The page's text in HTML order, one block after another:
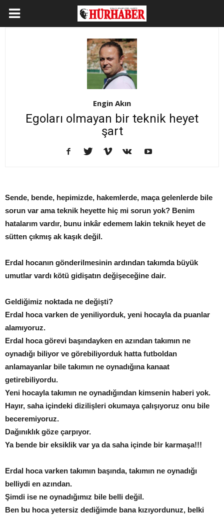
Engin Akın
Egoları olmayan bir teknik heyet
şart
Sende, bende, hepimizde, hakemlerde, maça gelenlerde bile
sorun var ama teknik heyette hiç mi sorun yok? Benim
hatalarım vardır, bunu inkâr edemem lakin teknik heyet de
sütten çıkmış ak kaşık değil.
Erdal hocanın gönderilmesinin ardından takımda büyük
umutlar vardı kötü gidişatın değişeceğine dair.
Geldiğimiz noktada ne değişti?
Erdal hoca varken de yeniliyorduk, yeni hocayla da puanlar
alamıyoruz.
Erdal hoca görevi başındayken en azından takımın ne
oynadığı biliyor ve görebiliyorduk hatta futboldan
anlamayanlar bile takımın ne oynadığına kanaat
getirebiliyordu.
Yeni hocayla takımın ne oynadığından kimsenin haberi yok.
Hayır, saha içindeki dizilişleri okumaya çalışıyoruz onu bile
beceremiyoruz.
Dağınıklık göze çarpıyor.
Ya bende bir eksiklik var ya da saha içinde bir karmaşa!!!
Erdal hoca varken takımın başında, takımın ne oynadığı
belliydi en azından.
Şimdi ise ne oynadığımız bile belli değil.
Ben bu hoca yetersiz dediğimde bana kızıyordunuz, belki